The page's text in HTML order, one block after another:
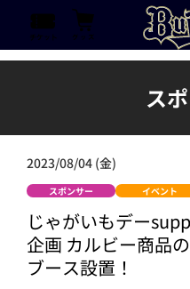
ス
2023/08/04 (金)
スポンサー イベント
じゃがいもデー
企画 カルビー商品
ブース設置！